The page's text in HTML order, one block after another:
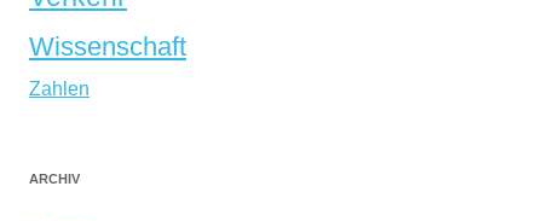
Wissenschaft
Zahlen
ARCHIV